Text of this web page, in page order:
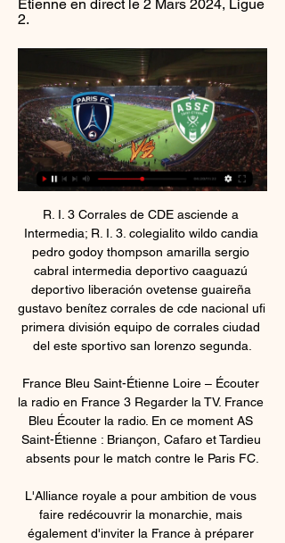
Etienne en direct le 2 Mars 2024, Ligue
2.
R. I. 3 Corrales de CDE asciende a
Intermedia; R. I. 3. colegialito wildo candia
pedro godoy thompson amarilla sergio
cabral intermedia deportivo caaguazú
deportivo liberación ovetense guaireña
gustavo benítez corrales de cde nacional ufi
primera división equipo de corrales ciudad
del este sportivo san lorenzo segunda.
France Bleu Saint-Étienne Loire – Écouter
la radio en France 3 Regarder la TV. France
Bleu Écouter la radio. En ce moment AS
Saint-Étienne : Briançon, Cafaro et Tardieu
absents pour le match contre le Paris FC.
L'Alliance royale a pour ambition de vous
faire redécouvrir la monarchie, mais
également d'inviter la France à préparer